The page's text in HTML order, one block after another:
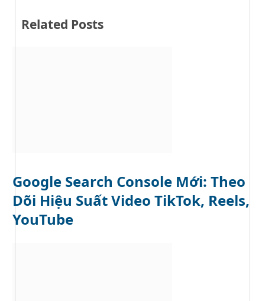
t
Related Posts
Google Search Console Mới: Theo
Dõi Hiệu Suất Video TikTok, Reels,
YouTube